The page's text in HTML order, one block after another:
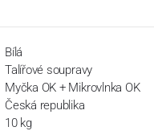
Bílá
Talířové soupravy
Myčka OK + Mikrovlnka OK
Česká republika
10 kg